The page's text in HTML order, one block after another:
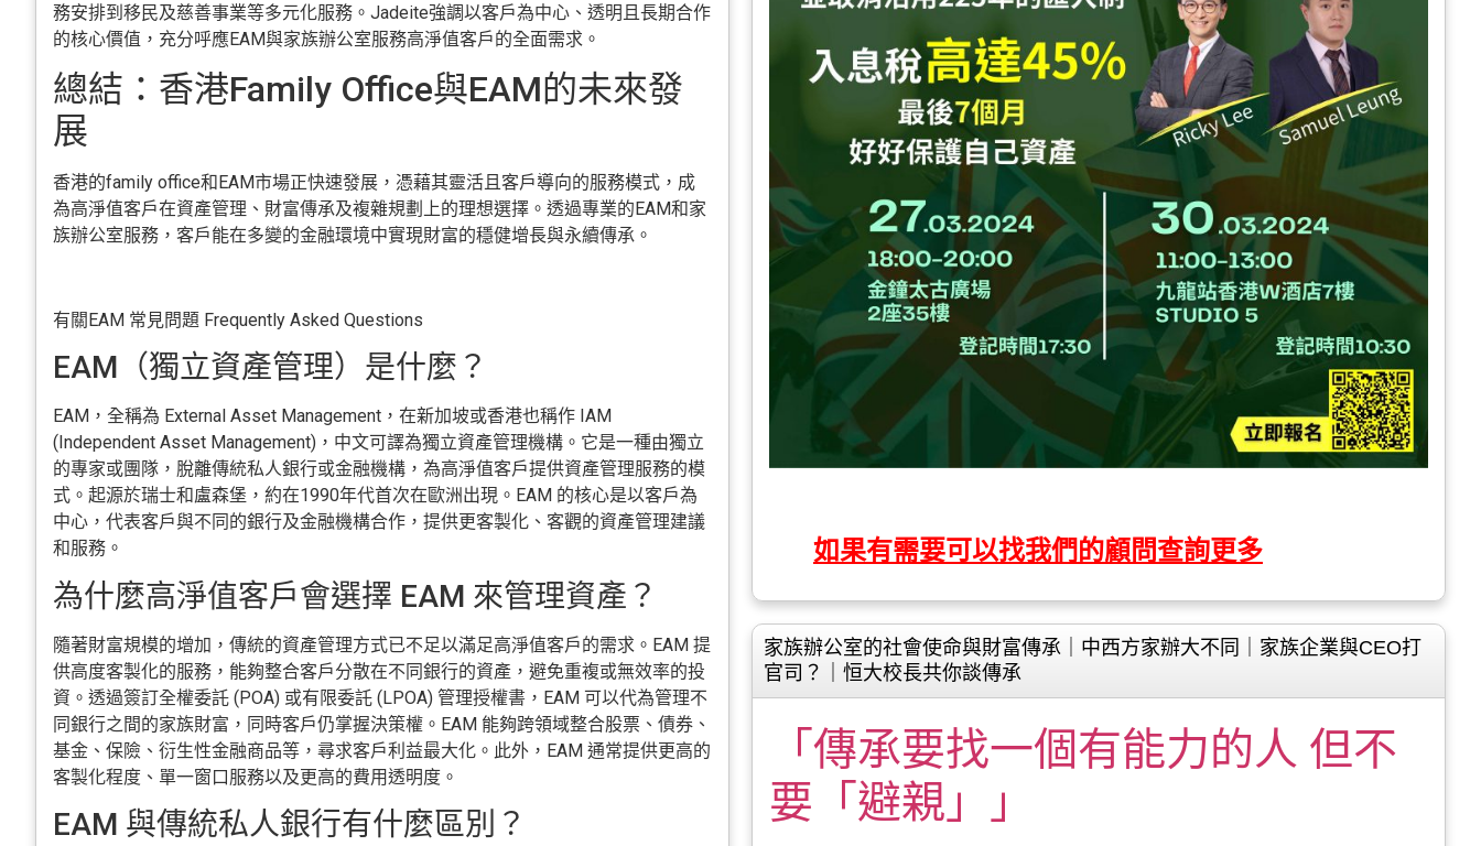
務安排到移民及慈善事業等多元化服務。Jadeite強調以客戶為中心、透明且長期合作
的核心價值，充分呼應EAM與家族辦公室服務高淨值客戶的全面需求。
總結：香港Family Office與EAM的未來發
展
香港的family office和EAM市場正快速發展，憑藉其靈活且客戶導向的服務模式，成
為高淨值客戶在資產管理、財富傳承及複雜規劃上的理想選擇。透過專業的EAM和家
族辦公室服務，客戶能在多變的金融環境中實現財富的穩健增長與永續傳承。
有關EAM 常見問題 Frequently Asked Questions
EAM（獨立資產管理）是什麼？
EAM，全稱為 External Asset Management，在新加坡或香港也稱作 IAM
(Independent Asset Management)，中文可譯為獨立資產管理機構。它是一種由獨立
的專家或團隊，脫離傳統私人銀行或金融機構，為高淨值客戶提供資產管理服務的模
式。起源於瑞士和盧森堡，約在1990年代首次在歐洲出現。EAM 的核心是以客戶為
中心，代表客戶與不同的銀行及金融機構合作，提供更客製化、客觀的資產管理建議
和服務。
為什麼高淨值客戶會選擇 EAM 來管理資產？
隨著財富規模的增加，傳統的資產管理方式已不足以滿足高淨值客戶的需求。EAM 提
供高度客製化的服務，能夠整合客戶分散在不同銀行的資產，避免重複或無效率的投
資。透過簽訂全權委託 (POA) 或有限委託 (LPOA) 管理授權書，EAM 可以代為管理不
同銀行之間的家族財富，同時客戶仍掌握決策權。EAM 能夠跨領域整合股票、債券、
基金、保險、衍生性金融商品等，尋求客戶利益最大化。此外，EAM 通常提供更高的
客製化程度、單一窗口服務以及更高的費用透明度。
EAM 與傳統私人銀行有什麼區別？
如果有需要可以找我們的顧問查詢更多
家族辦公室的社會使命與財富傳承｜中西方家辦大不同｜家族企業與CEO打
官司？｜恒大校長共你談傳承
「傳承要找一個有能力的人 但不
要「避親」」